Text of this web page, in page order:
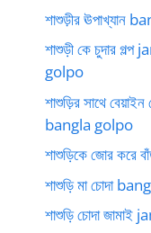
শাশুড়ীর
শাশুড়ী কে চুদার
golpo
শাশুড়ির সাথে
bangla golpo
শাশুড়িকে জোর করে
শাশুড়ি মা চোদা
শাশুড়ি চোদা